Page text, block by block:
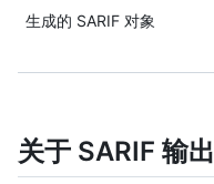
生成的 SARIF 对象
关于 SARIF 输出